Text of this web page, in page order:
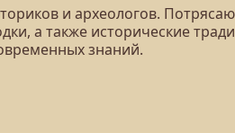
и археологов.
а также исторические
знаний.